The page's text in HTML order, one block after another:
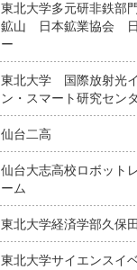
東北大学多元研非鉄部
鉱山 日本鉱業協会 日
ー
東北大学 国際放射光
ン・スマート研究セン
仙台二高
仙台大志高校ロボット
ーム
東北大学経済学部久保
東北大学サイエンスイ